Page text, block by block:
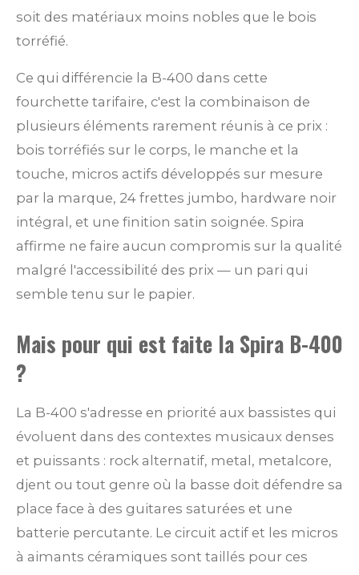
soit des matériaux moins nobles que le bois
torréfié.
Ce qui différencie la B-400 dans cette
fourchette tarifaire, c'est la combinaison de
plusieurs éléments rarement réunis à ce prix :
bois torréfiés sur le corps, le manche et la
touche, micros actifs développés sur mesure
par la marque, 24 frettes jumbo, hardware noir
intégral, et une finition satin soignée. Spira
affirme ne faire aucun compromis sur la qualité
malgré l'accessibilité des prix — un pari qui
semble tenu sur le papier.
Mais pour qui est faite la Spira B-400
?
La B-400 s'adresse en priorité aux bassistes qui
évoluent dans des contextes musicaux denses
et puissants : rock alternatif, metal, metalcore,
djent ou tout genre où la basse doit défendre sa
place face à des guitares saturées et une
batterie percutante. Le circuit actif et les micros
à aimants céramiques sont taillés pour ces